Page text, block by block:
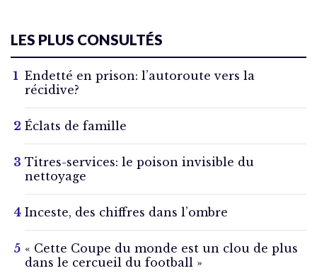
LES PLUS CONSULTÉS
Endetté en prison: l’autoroute vers la
récidive?
Éclats de famille
Titres-services: le poison invisible du
nettoyage
Inceste, des chiffres dans l’ombre
« Cette Coupe du monde est un clou de plus
dans le cercueil du football »